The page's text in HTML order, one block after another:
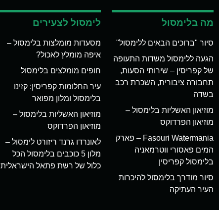
מה בלימסול
סיור "ברוכים הבאים ללימסול"
הגעה ללימסול משדות התעופה
של קפריסין – שירותי הסעות,
תחבורה ציבורית, השכרת רכב
בשדה
מוזיאון האשליות בלימסול –
מוזיאון הפרדוקס
Fasouri Watermania – פארק
המים פאסורי ווטרמאניה
בלימסול קפריסין
סיור מודרך בלימסול להיכרות
העיר העתיקה
לימסול לצעירים
מסעדות מומלצות בלימסול –
איפה מומלץ לאכול?
חופים מומלצים בלימסול
עיר החלומות קפריסין: קזינו
בלימסול ומלון מפואר
מוזיאון האשליות בלימסול –
מוזיאון הפרדוקס
לאונרדו גרנד ריזורט לימסול –
מלון 5 כוכבים בלימסול הכל
כלול של רשת פתאל הישראלית